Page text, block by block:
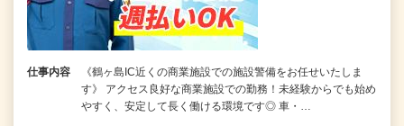
仕事内容
《鶴ヶ島IC近くの商業施設での施設警備をお任せいたしま
す》 アクセス良好な商業施設での勤務！未経験からでも始め
やすく、安定して長く働ける環境です◎ 車・…